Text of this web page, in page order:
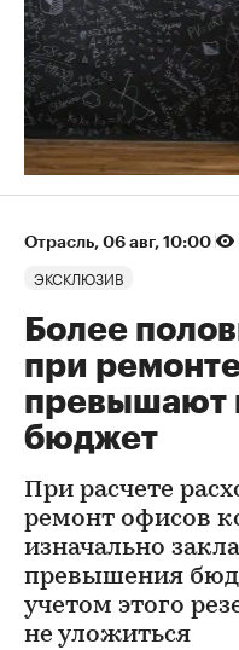
Отрасль⁠, 06 авг, 10:00
ЭКСКЛЮЗИВ
Более
при
превышают
бюджет
При расчете
ремонт офисов
изначально
превышения
учетом этого
не уложиться